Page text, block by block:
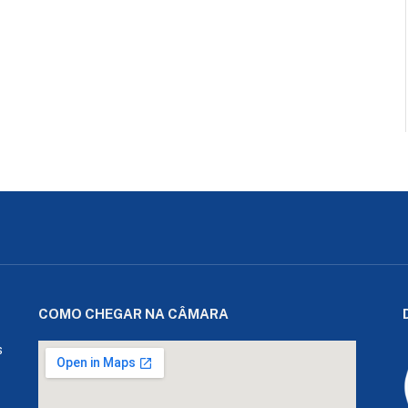
COMO CHEGAR NA CÂMARA